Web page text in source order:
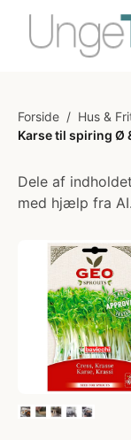
Forside / Hus &
Karse til spiring Ø
Dele af
med hjælp fra AI.